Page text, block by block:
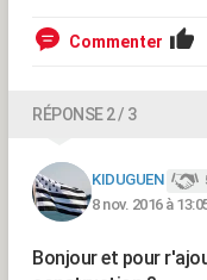
Commenter
RÉPONSE 2 / 3
KIDUGUEN
8 nov. 2016 à
Bonjour et pour